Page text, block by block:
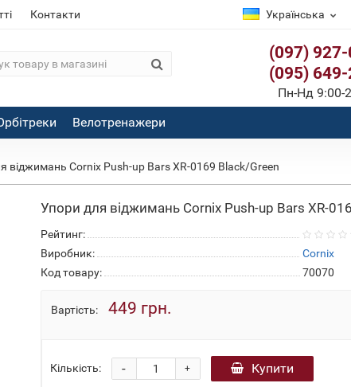
Контакти Українська
(097)
(095)
Пн-Нд 9:00-
Велотренажери
віджимань Cornix Push-up Bars XR-0169 Black/Green
Упори для віджимань Cornix Push-up Bars XR-
Рейтинг:
Виробник:
Cornix
Код товару:
70070
Вартість: 449 грн.
Кількість: +
- Купити